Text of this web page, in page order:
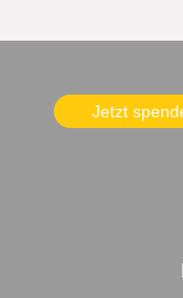
Jetzt